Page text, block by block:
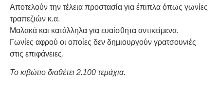
Αποτελούν την τέλεια προστασία για έπιπλα όπως γωνίες
τραπεζιών κ.α.
Μαλακά και κατάλληλα για ευαίσθητα αντικείμενα.
Γωνίες αφρού οι οποίες δεν δημιουργούν γρατσουνιές
στις επιφάνειες.
Το κιβώτιο διαθέτει 2.100 τεμάχια.